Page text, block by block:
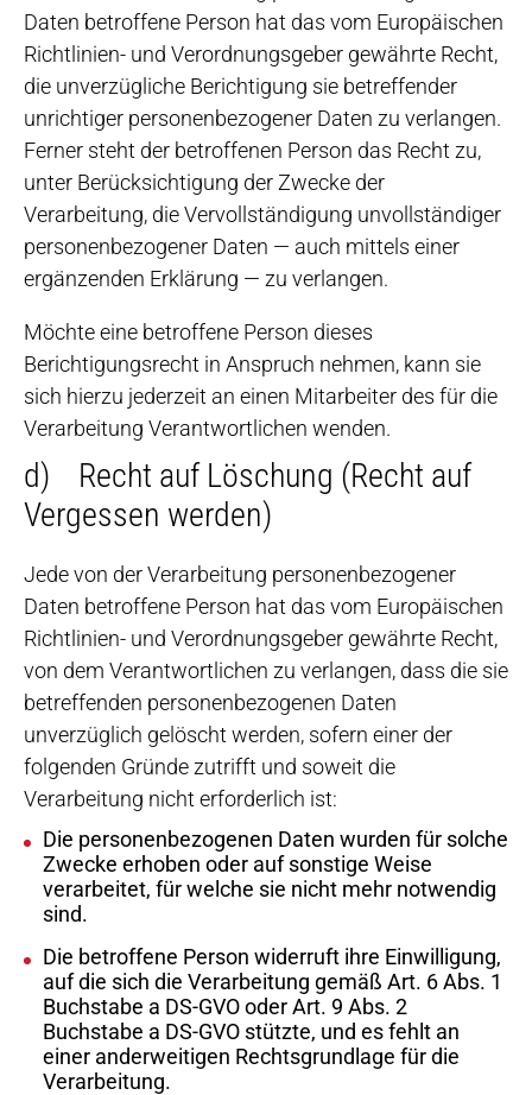
Daten betroffene Person hat das vom Europäischen
Richtlinien- und Verordnungsgeber gewährte Recht,
die unverzügliche Berichtigung sie betreffender
unrichtiger personenbezogener Daten zu verlangen.
Ferner steht der betroffenen Person das Recht zu,
unter Berücksichtigung der Zwecke der
Verarbeitung, die Vervollständigung unvollständiger
personenbezogener Daten — auch mittels einer
ergänzenden Erklärung — zu verlangen.
Möchte eine betroffene Person dieses
Berichtigungsrecht in Anspruch nehmen, kann sie
sich hierzu jederzeit an einen Mitarbeiter des für die
Verarbeitung Verantwortlichen wenden.
d) Recht auf Löschung (Recht auf
Vergessen werden)
Jede von der Verarbeitung personenbezogener
Daten betroffene Person hat das vom Europäischen
Richtlinien- und Verordnungsgeber gewährte Recht,
von dem Verantwortlichen zu verlangen, dass die sie
betreffenden personenbezogenen Daten
unverzüglich gelöscht werden, sofern einer der
folgenden Gründe zutrifft und soweit die
Verarbeitung nicht erforderlich ist:
Die personenbezogenen Daten wurden für solche
Zwecke erhoben oder auf sonstige Weise
verarbeitet, für welche sie nicht mehr notwendig
sind.
Die betroffene Person widerruft ihre Einwilligung,
auf die sich die Verarbeitung gemäß Art. 6 Abs. 1
Buchstabe a DS-GVO oder Art. 9 Abs. 2
Buchstabe a DS-GVO stützte, und es fehlt an
einer anderweitigen Rechtsgrundlage für die
Verarbeitung.